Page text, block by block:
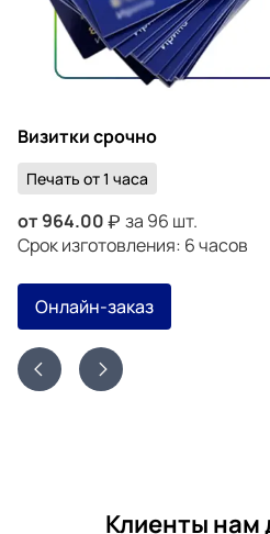
Визитки срочно
Печать от 1 часа
от964.00
за 96 шт.
Срок изготовления: 6 часов
Онлайн-заказ
Клиенты нам